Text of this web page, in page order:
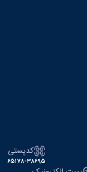
کدپستی
۶۵۱۷۸-۳۸۶۹۵